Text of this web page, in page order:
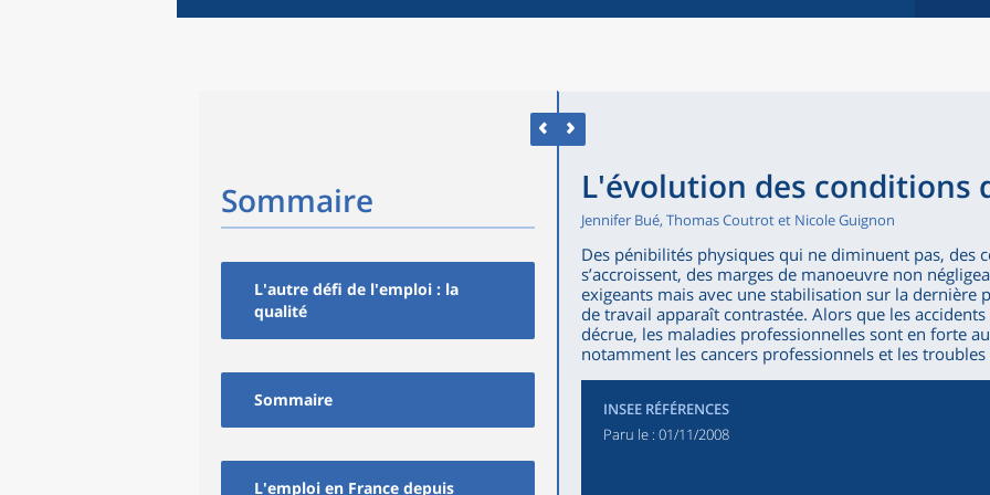
Sommaire
L'autre défi de l'emploi : la
qualité
Sommaire
L'emploi en France depuis
L'évolution des conditions
Jennifer Bué, Thomas Coutrot et Nicole Guignon
Des pénibilités physiques qui ne diminuent pas, des
s’accroissent, des marges de manoeuvre non
exigeants mais avec une stabilisation sur la dernière
de travail apparaît contrastée. Alors que les
décrue, les maladies professionnelles sont en forte
notamment les cancers professionnels et les
INSEE RÉFÉRENCES
Paru le : 01/11/2008